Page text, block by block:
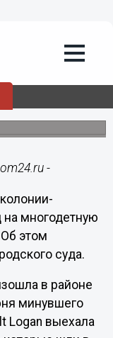
на
года
еще
-
многодетную
этом
суда.
в районе
минувшего
Logan выехала